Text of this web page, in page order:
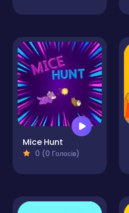
Mice Hunt
0 (0 Голосів)